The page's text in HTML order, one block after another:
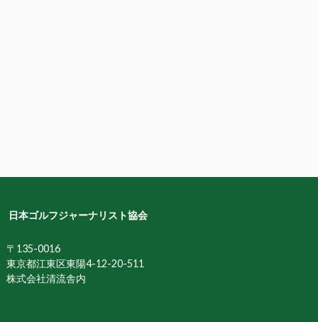
日本ゴルフジャーナリスト協会
〒135-0016
東京都江東区東陽4-12-20-511
株式会社清流舎内